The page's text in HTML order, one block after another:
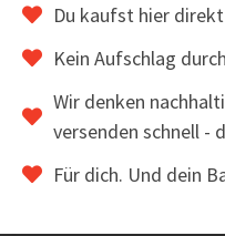
Du kaufst hier
Kein Aufschlag
Wir denken
versenden schnell -
Für dich. Und dein